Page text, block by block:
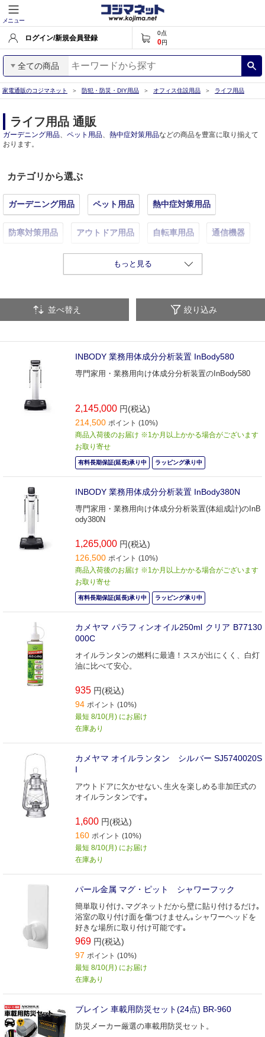
メニュー
ログイン/新規会員登録
0点
0円
全ての商品
家電通販のコジマネット 防犯・防災・DIY用品 オフィス住設用品 ライフ用品
ライフ用品 通販
ガーデニング用品、 ペット用品、 熱中症対策用品などの商品を豊富に取り揃えて
おります。
カテゴリから選ぶ
ガーデニング用品 ペット用品 熱中症対策用品
防寒対策用品 アウトドア用品 自転車用品 通信機器
調理器具 介護・福祉用品
もっと見る
並べ替え 絞り込み
INBODY 業務用体成分分析装置 InBody580
専門家用・業務用向け体成分分析装置のInBody580
2,145,000 円(税込)
214,500 ポイント (10%)
商品入荷後のお届け ※1か月以上かかる場合がございます
お取り寄せ
有料長期保証(延長)承り中 ラッピング承り中
INBODY 業務用体成分分析装置 InBody380N
専門家用・業務用向け体成分分析装置(体組成計)のInB
ody380N
1,265,000 円(税込)
126,500 ポイント (10%)
商品入荷後のお届け ※1か月以上かかる場合がございます
お取り寄せ
有料長期保証(延長)承り中 ラッピング承り中
カメヤマ パラフィンオイル250ml クリア B77130
000C
オイルランタンの燃料に最適！ススが出にくく、白灯
油に比べて安心。
935 円(税込)
94 ポイント (10%)
最短 8/10(月) にお届け
在庫あり
カメヤマ オイルランタン シルバー SJ5740020S
I
アウトドアに欠かせない､生火を楽しめる非加圧式の
オイルランタンです｡
1,600 円(税込)
160 ポイント (10%)
最短 8/10(月) にお届け
在庫あり
パール金属 マグ・ピット シャワーフック
簡単取り付け､マグネットだから壁に貼り付けるだけ｡
浴室の取り付け面を傷つけません｡シャワーヘッドを
好きな場所に取り付け可能です｡
969 円(税込)
97 ポイント (10%)
最短 8/10(月) にお届け
在庫あり
ブレイン 車載用防災セット(24点) BR-960
防災メーカー厳選の車載用防災セット。